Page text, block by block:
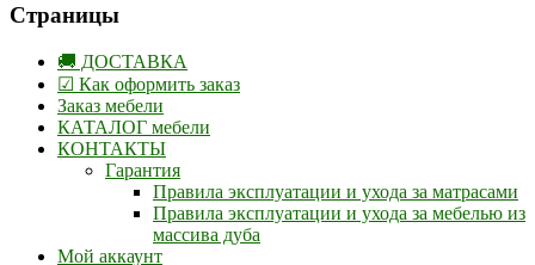
Страницы
🚚 ДОСТАВКА
☑ Как оформить заказ
Заказ мебели
КАТАЛОГ мебели
КОНТАКТЫ
Гарантия
Правила эксплуатации и ухода за матрасами
Правила эксплуатации и ухода за мебелью из
массива дуба
Мой аккаунт